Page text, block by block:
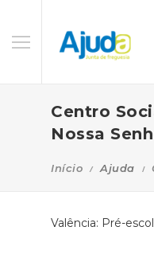
Centro
Nossa
Início Ajuda
Valência: Pré-